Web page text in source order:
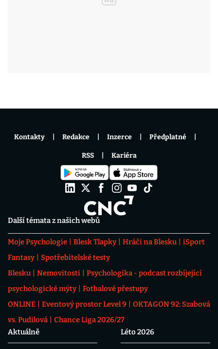
Další témata z našich webů
Moje Psychologie Blesk Tlapky Hráči na Blesku
iSport
Fantasy
Spotřebitelské testy
Blesku
Nemovitosti
Psychologika - podcast rozbíjející
psychologické mýty
Fotbalové přestupy
ONLINE
Eventový prostor Level 9
OKTAGON 92: Szabová
vs. Pudilová
Chance Liga 2026/27
Aktuálně
Léto 2026
Kontakty Redakce Inzerce Předplatné
RSS Kariéra